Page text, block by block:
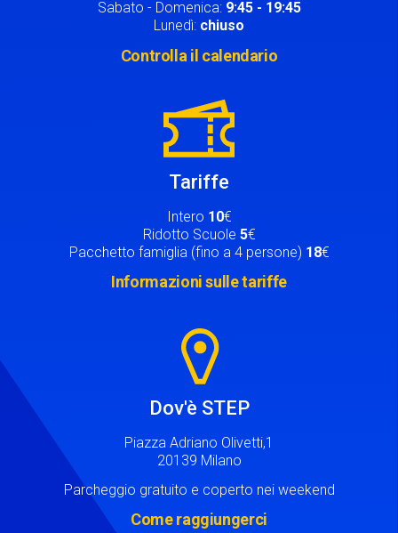
Sabato - Domenica: 9:45 - 19:45
Lunedì: chiuso
Controlla il calendario
Tariffe
Intero 10€
Ridotto Scuole 5€
Pacchetto famiglia (fino a 4 persone) 18€
Informazioni sulle tariffe
Dov'è STEP
Piazza Adriano Olivetti,1
20139 Milano
Parcheggio gratuito e coperto nei weekend
Come raggiungerci